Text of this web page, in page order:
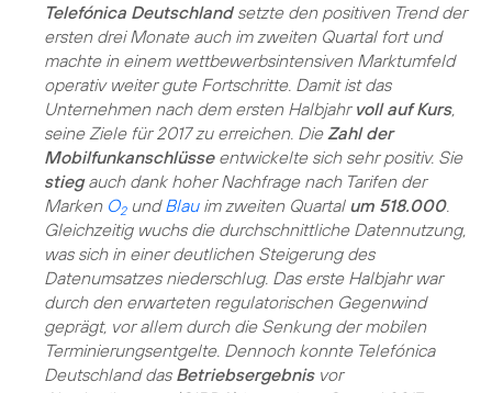
Telefónica Deutschlandsetzte den positiven Trend der
ersten drei Monate auch im zweiten Quartal fort und
machte in einem wettbewerbsintensiven Marktumfeld
operativ weiter gute Fortschritte. Damit ist das
Unternehmen nach dem ersten Halbjahr voll auf Kurs,
seine Ziele für 2017 zu erreichen. DieZahl der
Mobilfunkanschlüsseentwickelte sich sehr positiv. Sie
stiegauch dank hoher Nachfrage nach Tarifen der
Marken O2undBlauim zweiten Quartal um 518.000.
Gleichzeitig wuchs die durchschnittliche Datennutzung,
was sich in einer deutlichen Steigerung des
Datenumsatzes niederschlug. Das erste Halbjahr war
durch den erwarteten regulatorischen Gegenwind
geprägt, vor allem durch die Senkung der mobilen
Terminierungsentgelte. Dennoch konnte Telefónica
Deutschland das Betriebsergebnisvor